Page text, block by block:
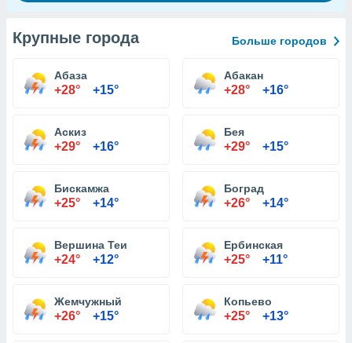
Крупные города Больше городов
Абаза
+28° +15°
Абакан
+28° +16°
Аскиз
+29° +16°
Бея
+29° +15°
Бискамжа
+25° +14°
Боград
+26° +14°
Вершина Теи
+24° +12°
Ербинская
+25° +11°
Жемчужный
+26° +15°
Копьево
+25° +13°